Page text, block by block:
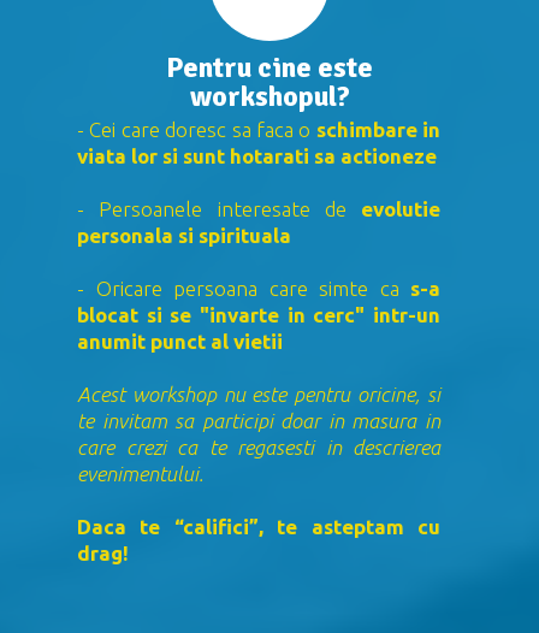
- Cei care doresc sa faca o schimbare in
viata lor si sunt hotarati sa actioneze
- Persoanele interesate de evolutie
personala si spirituala
- Oricare persoana care simte ca s-a
blocat si se "invarte in cerc" intr-un
anumit punct al vietii
Acest workshop nu este pentru oricine, si
te invitam sa participi doar in masura in
care crezi ca te regasesti in descrierea
evenimentului.
Daca te “califici”, te asteptam cu
drag!
Pentru cine este
workshopul?